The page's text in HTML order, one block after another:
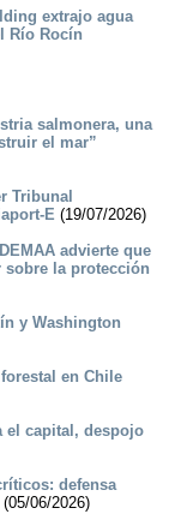
extrajo agua
Río Rocín
salmonera, una
el mar”
Tribunal
E (19/07/2026)
advierte que
la protección
y Washington
en Chile
el capital, despojo
defensa
(05/06/2026)